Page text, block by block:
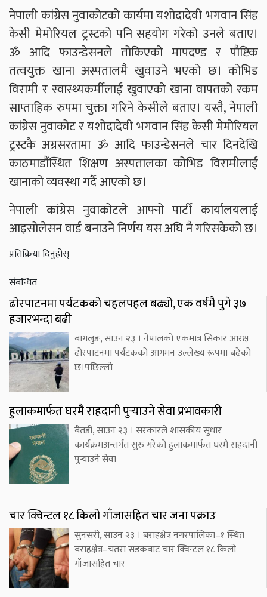
नेपाली कांग्रेस नुवाकोटको कार्यमा यशोदादेवी भगवान सिंह
केसी मेमोरियल ट्रस्टको पनि सहयोग गरेको उनले बताए।
ॐ आदि फाउन्डेसनले तोकिएको मापदण्ड र पौष्टिक
तत्वयुक्त खाना अस्पतालमै खुवाउने भएको छ। कोभिड
विरामी र स्वास्थ्यकर्मीलाई खुवाएको खाना वापतको रकम
साप्ताहिक रुपमा चुक्ता गरिने केसीले बताए। यस्तै, नेपाली
कांग्रेस नुवाकोट र यशोदादेवी भगवान सिंह केसी मेमोरियल
ट्रस्टकै अग्रसरतामा ॐ आदि फाउन्डेसनले चार दिनदेखि
काठमाडौंस्थित शिक्षण अस्पतालका कोभिड विरामीलाई
खानाको व्यवस्था गर्दै आएको छ।
नेपाली कांग्रेस नुवाकोटले आफ्नो पार्टी कार्यालयलाई
आइसोलेसन वार्ड बनाउने निर्णय यस अघि नै गरिसकेको छ।
प्रतिक्रिया दिनुहोस्
संबन्धित
ढोरपाटनमा पर्यटकको चहलपहल बढ्यो, एक वर्षमै पुगे ३७
हजारभन्दा बढी
बागलुङ, साउन २३ । नेपालको एकमात्र सिकार आरक्ष
ढोरपाटनमा पर्यटकको आगमन उल्लेख्य रूपमा बढेको
छ।पछिल्लो
हुलाकमार्फत घरमै राहदानी पुर्‍याउने सेवा प्रभावकारी
बैतडी, साउन २३ । सरकारले शासकीय सुधार
कार्यक्रमअन्तर्गत सुरु गरेको हुलाकमार्फत घरमै राहदानी
पुर्‍याउने सेवा
चार क्विन्टल १८ किलो गाँजासहित चार जना पक्राउ
सुनसरी, साउन २३ । बराहक्षेत्र नगरपालिका–१ स्थित
बराहक्षेत्र–चतरा सडकबाट चार क्विन्टल १८ किलो
गाँजासहित चार